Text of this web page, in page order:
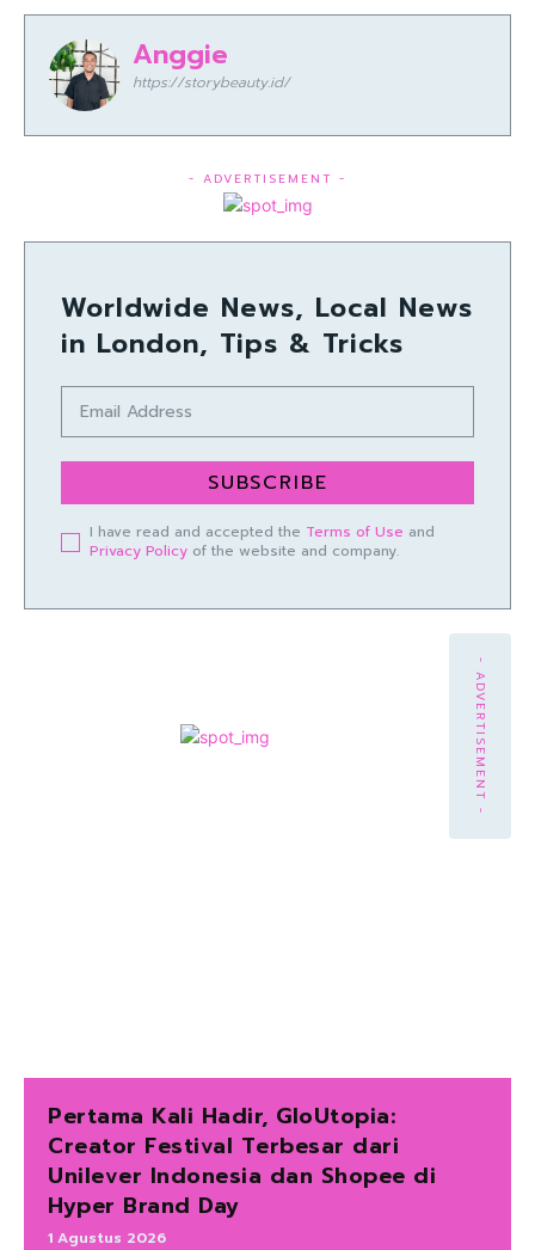
Anggie
https://storybeauty.id/
- ADVERTISEMENT -
Worldwide News, Local News
in London, Tips & Tricks
SUBSCRIBE
I have read and accepted the Terms of Use and
Privacy Policy of the website and company.
- ADVERTISEMENT -
Pertama Kali Hadir, GloUtopia:
Creator Festival Terbesar dari
Unilever Indonesia dan Shopee di
Hyper Brand Day
1 Agustus 2026